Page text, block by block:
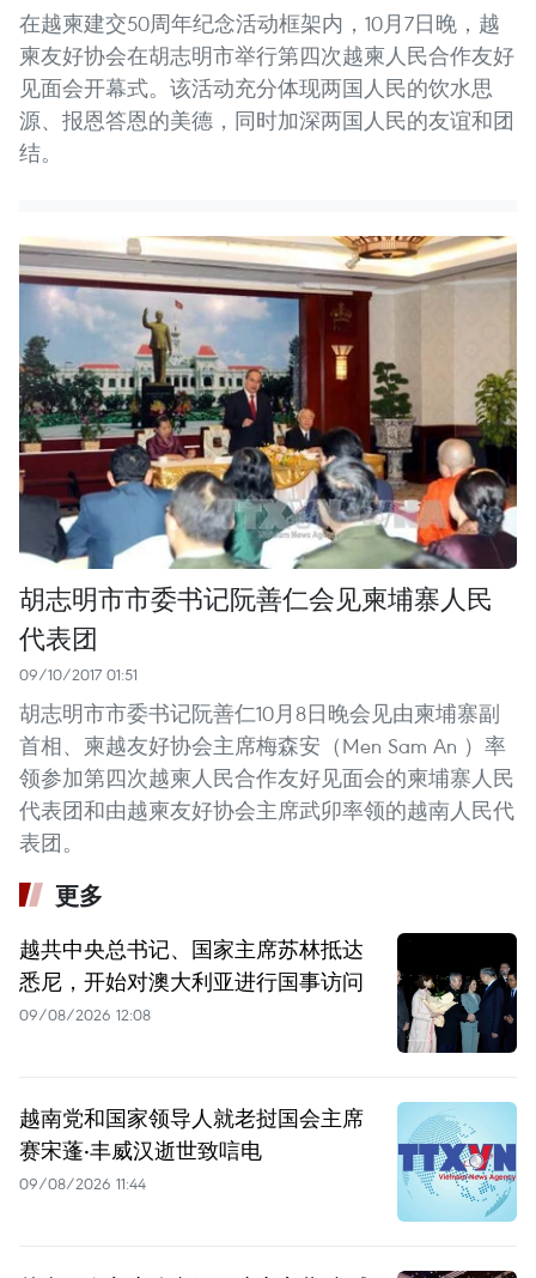
在越柬建交50周年纪念活动框架内，10月7日晚，越
柬友好协会在胡志明市举行第四次越柬人民合作友好
见面会开幕式。该活动充分体现两国人民的饮水思
源、报恩答恩的美德，同时加深两国人民的友谊和团
结。
胡志明市市委书记阮善仁会见柬埔寨人民
代表团
09/10/2017 01:51
胡志明市市委书记阮善仁10月8日晚会见由柬埔寨副
首相、柬越友好协会主席梅森安（Men Sam An ）率
领参加第四次越柬人民合作友好见面会的柬埔寨人民
代表团和由越柬友好协会主席武卯率领的越南人民代
表团。
更多
越共中央总书记、国家主席苏林抵达
悉尼，开始对澳大利亚进行国事访问
09/08/2026 12:08
越南党和国家领导人就老挝国会主席
赛宋蓬·丰威汉逝世致唁电
09/08/2026 11:44